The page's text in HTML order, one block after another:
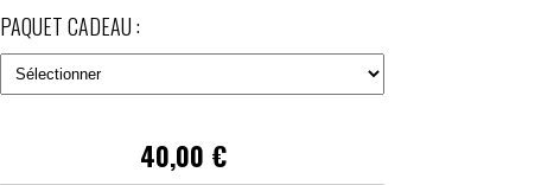
PAQUET CADEAU :
40,00 €